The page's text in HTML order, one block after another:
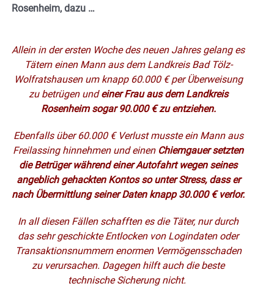
Rosenheim, dazu …
Allein in der ersten Woche des neuen Jahres gelang es
Tätern einen Mann aus dem Landkreis Bad Tölz-
Wolfratshausen um knapp 60.000 € per Überweisung
zu betrügen undeiner Frau aus dem Landkreis
Rosenheim sogar 90.000 € zu entziehen.
Ebenfalls über 60.000 € Verlust musste ein Mann aus
Freilassing hinnehmen und einen Chiemgauer setzten
die Betrüger während einer Autofahrt wegen seines
angeblich gehackten Kontos so unter Stress, dass er
nach Übermittlung seiner Daten knapp 30.000 € verlor.
In all diesen Fällen schafften es die Täter, nur durch
das sehr geschickte Entlocken von Logindaten oder
Transaktionsnummern enormen Vermögensschaden
zu verursachen. Dagegen hilft auch die beste
technische Sicherung nicht.